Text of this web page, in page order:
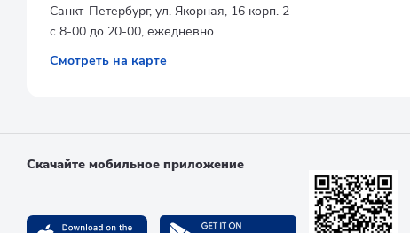
Санкт-Петербург, ул. Якорная, 16 корп. 2
с 8-00 до 20-00, ежедневно
Смотреть на карте
Скачайте мобильное приложение